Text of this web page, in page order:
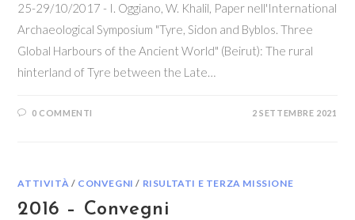
25-29/10/2017 - I. Oggiano, W. Khalil, Paper nell'International
Archaeological Symposium "Tyre, Sidon and Byblos. Three
Global Harbours of the Ancient World" (Beirut): The rural
hinterland of Tyre between the Late…
0 COMMENTI 2 SETTEMBRE 2021
ATTIVITÀ / CONVEGNI / RISULTATI E TERZA MISSIONE
2016 – Convegni